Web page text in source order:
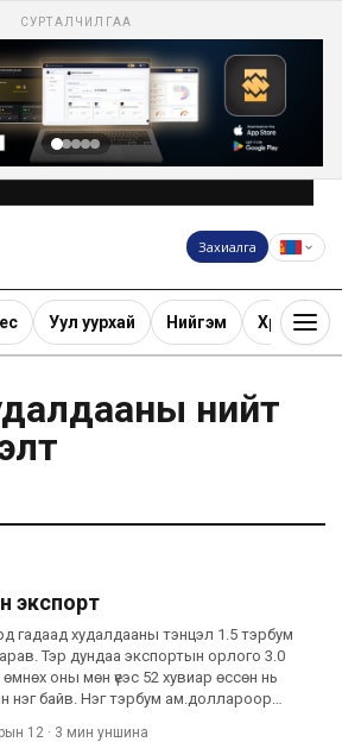
СУРТАЛЧИЛГАА
Захиалга
Уул уурхай Нийгэм Хөрөнгө
нийт
экспорт
гадаад худалдааны тэнцэл 1.5 тэрбум
Тэр дундаа экспортын орлого 3.0
оны мөн үеэс 52 хувиар өссөн нь
нэг байв. Нэг тэрбум ам.доллароор
12 · 3 мин уншина